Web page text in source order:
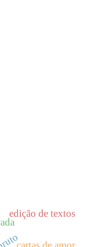
edição de textos